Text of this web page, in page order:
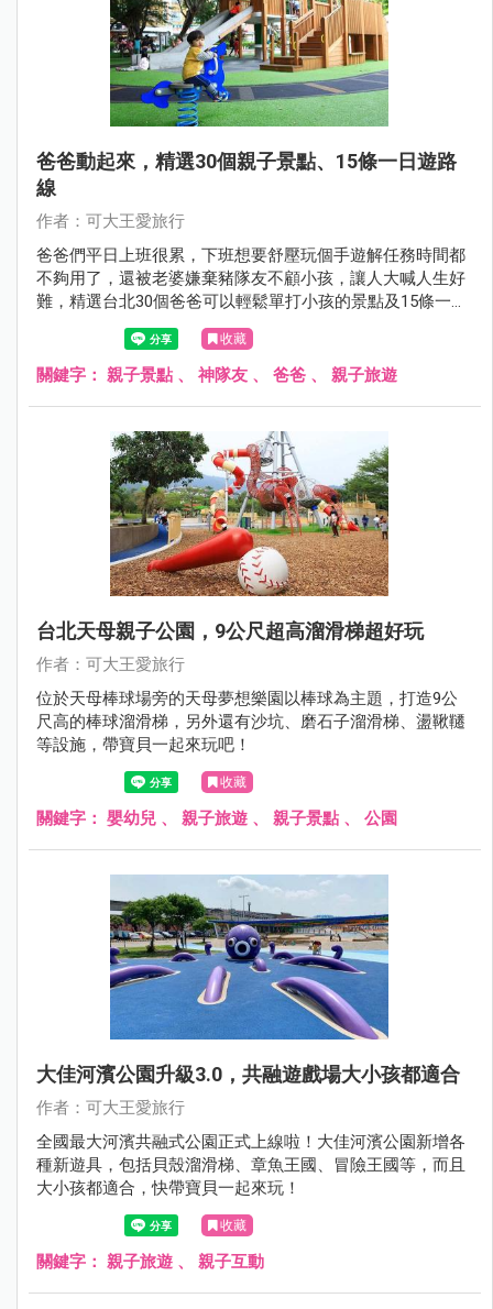
爸爸動起來，精選30個親子景點、15條一日遊路
線
作者：可大王愛旅行
爸爸們平日上班很累，下班想要舒壓玩個手遊解任務時間都
不夠用了，還被老婆嫌棄豬隊友不顧小孩，讓人大喊人生好
難，​​​​​​​精選台北30個爸爸可以輕鬆單打小孩的景點及15條一日
遊行程，讓媽媽徹底放一天假，穿上戰袍逛街去，或和閨蜜
們喝咖啡聊是非，爸爸們硬起來，勇敢帶著孩子離家出走
吧。
收藏
關鍵字： 親子景點 、 神隊友 、 爸爸 、 親子旅遊
台北天母親子公園，9公尺超高溜滑梯超好玩
作者：可大王愛旅行
位於天母棒球場旁的天母夢想樂園以棒球為主題，打造9公
尺高的棒球溜滑梯，另外還有沙坑、磨石子溜滑梯、盪鞦韆
等設施，帶寶貝一起來玩吧！
收藏
關鍵字： 嬰幼兒 、 親子旅遊 、 親子景點 、 公園
大佳河濱公園升級3.0，共融遊戲場大小孩都適合
作者：可大王愛旅行
全國最大河濱共融式公園正式上線啦！大佳河濱公園新增各
種新遊具，包括貝殼溜滑梯、章魚王國、冒險王國等，而且
大小孩都適合，快帶寶貝一起來玩！
收藏
關鍵字： 親子旅遊 、 親子互動